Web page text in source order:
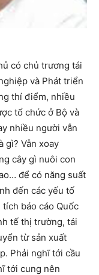
có chủ trương tái
và Phát triển
thí điểm, nhiều
tổ chức ở Bộ và
nhiều người vẫn
gì? Vẫn xoay
cây gì nuôi con
để có năng suất
đến các yếu tố
báo cáo Quốc
tế thị trường, tái
từ sản xuất
Phải nghĩ tới cầu
tới cung nên